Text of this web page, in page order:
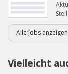
Alle Jobs anzeigen
Vielleicht